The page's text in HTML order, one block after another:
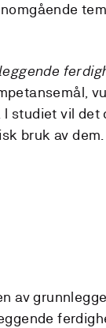
studiet vil det
bruk av dem.
av